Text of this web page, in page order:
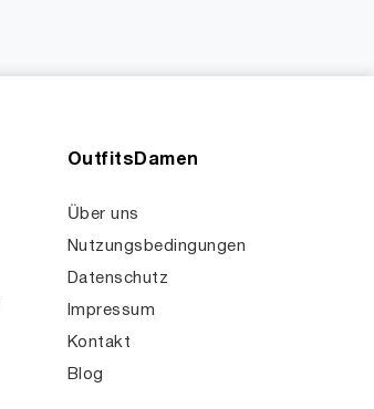
OutfitsDamen
Über uns
Nutzungsbedingungen
Datenschutz
Impressum
Kontakt
Blog